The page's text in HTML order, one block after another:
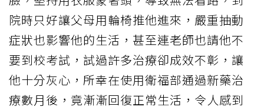
院時只好讓父母用輪椅推他進來，嚴重抽動
症狀也影響他的生活，甚至連老師也請他不
要到校考試，試過許多治療卻成效不彰，讓
他十分灰心，所幸在使用衛福部通過新藥治
療數月後，竟漸漸回復正常生活，令人感到